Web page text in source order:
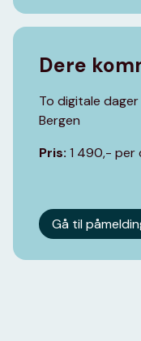
Dere
To digitale
Bergen
Pris: 1 490,- per
Gå til